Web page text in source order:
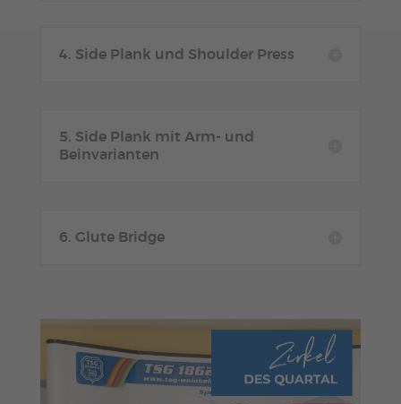
4. Side Plank und Shoulder Press
5. Side Plank mit Arm- und
Beinvarianten
6. Glute Bridge